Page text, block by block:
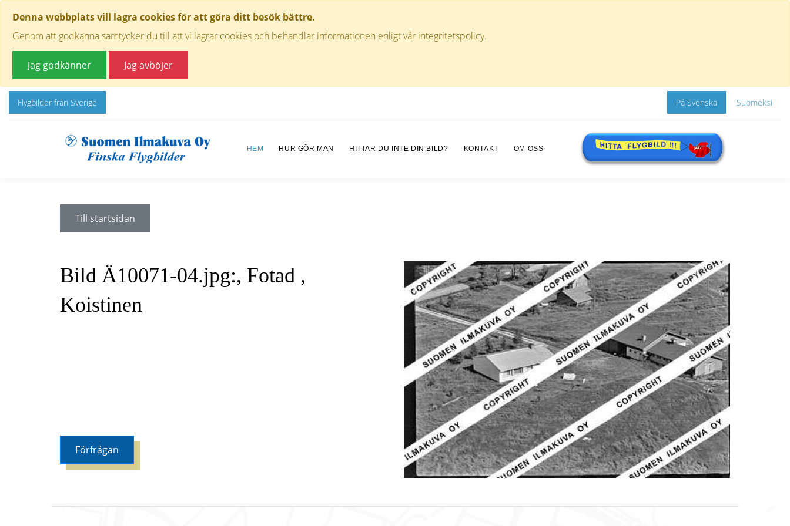
Denna webbplats vill lagra cookies för att göra ditt besök bättre.
Genom att godkänna samtycker du till att vi lagrar cookies och behandlar informationen enligt vår integritetspolicy.
Jag godkänner Jag avböjer
Flygbilder från Sverige På Svenska Suomeksi
HEM HUR GÖR MAN HITTAR DU INTE DIN BILD? KONTAKT OM OSS
Till startsidan
Bild Ä10071-04.jpg:, Fotad ,
Koistinen
Förfrågan